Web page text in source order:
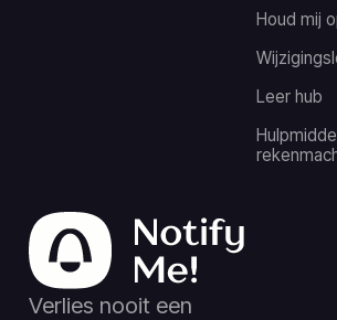
Houd mij
Leer hub
Verlies nooit een